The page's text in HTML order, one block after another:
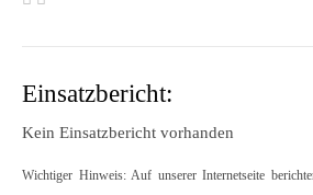
Einsatzbericht:
Kein Einsatzbericht vorhanden
Wichtiger Hinweis: Auf unserer Internetseite